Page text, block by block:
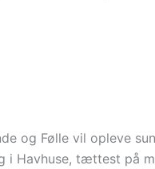
og Følle vil opleve
i Havhuse, tættest på